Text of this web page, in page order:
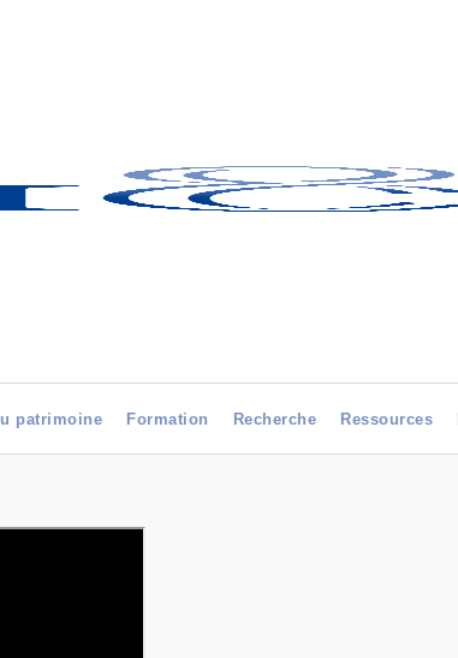
patrimoine Formation Recherche Ressources